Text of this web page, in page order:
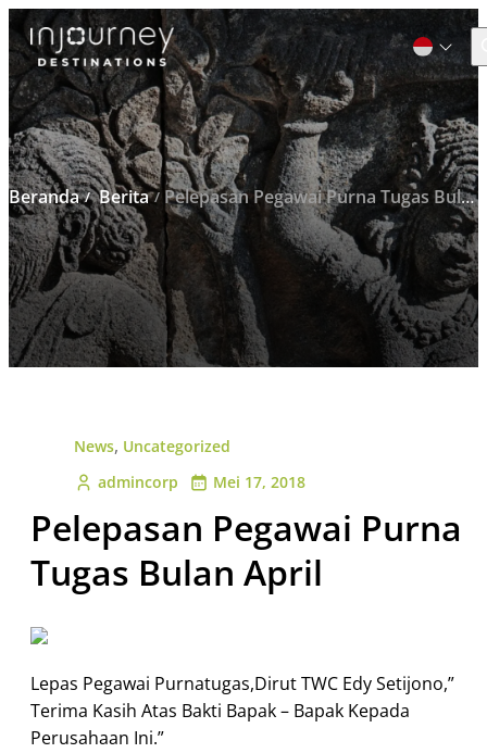
Cari
untuk:
Beranda Berita Pelepasan Pegawai Purna Tugas Bulan April
News, Uncategorized
admincorp
Mei 17, 2018
Pelepasan Pegawai Purna
Tugas Bulan April
Lepas Pegawai Purnatugas,Dirut TWC Edy Setijono,”
Terima Kasih Atas Bakti Bapak – Bapak Kepada
Perusahaan Ini.”